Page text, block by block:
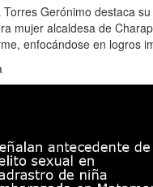
Torres Gerónimo destaca
mujer alcaldesa de
enfocándose en logros